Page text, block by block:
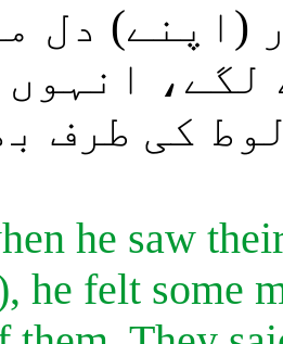
(اپنے) دل
لگے، انہوں
کی طرف
he saw
he felt some